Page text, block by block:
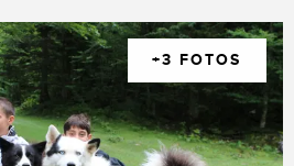
+3 FOTOS